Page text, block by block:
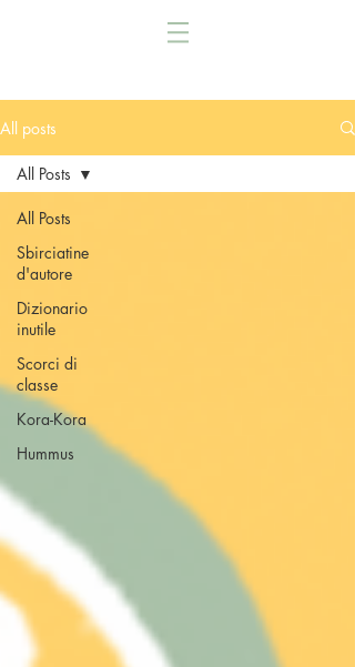
All posts
All Posts
Sbirciatine
d'autore
Dizionario
inutile
Scorci di
classe
Kora-Kora
Hummus
All Posts